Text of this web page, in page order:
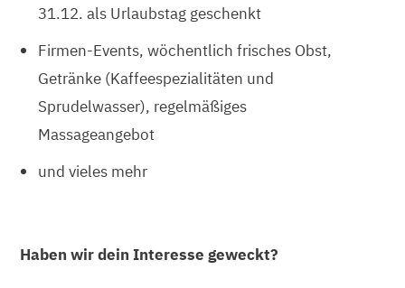
31.12. als Urlaubstag geschenkt
Firmen-Events, wöchentlich frisches Obst,
Getränke (Kaffeespezialitäten und
Sprudelwasser), regelmäßiges
Massageangebot
und vieles mehr
Haben wir dein Interesse geweckt?